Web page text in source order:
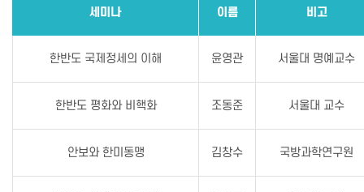
세미나 이름 비고
한반도 국제정세의 이해 윤영관 서울대 명예교수
한반도 평화와 비핵화 조동준 서울대 교수
안보와 한미동맹 김창수 국방과학연구원